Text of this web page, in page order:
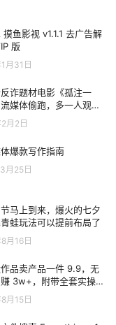
摸鱼影视 v1.1.1 去广告解
版
月31日
诈题材电影《孤注一
媒体偷跑，多一人观影
人受骗
月2日
爆款写作指南
月25日
马上到来，爆火的七夕
蛙玩法可以提前布局了
月16日
品卖产品一件 9.9，无
3w+，附带全套实操课
揭秘）
月15日